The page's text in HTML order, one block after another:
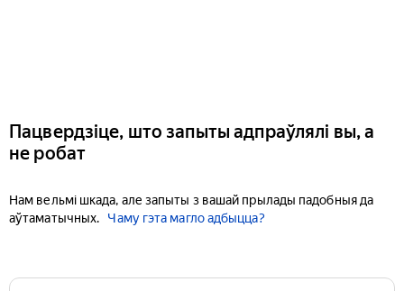
Пацвердзіце, што запыты адпраўлялі вы, а
не робат
Нам вельмі шкада, але запыты з вашай прылады падобныя да
аўтаматычных.
Чаму гэта магло адбыцца?